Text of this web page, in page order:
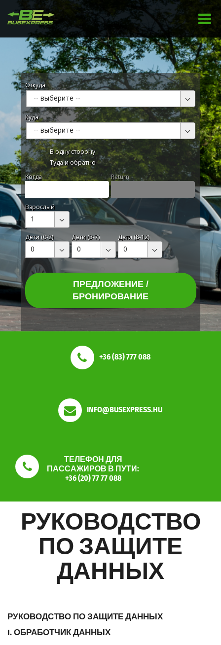
Откуда
-- выберите --
Куда
-- выберите --
В одну сторону
Туда и обратно
Kогда
Return
Взрослый
1
Дети (0-2)
0
Дети (3-7)
0
Дети (8-12)
0
ПРЕДЛОЖЕНИЕ /
БРОНИРОВАНИЕ
+36 (83) 777 088
INFO@BUSEXPRESS.HU
ТЕЛЕФОН ДЛЯ
ПАССАЖИРОВ В ПУТИ:
+36 (20) 77 77 088
РУКОВОДСТВО
ПО ЗАЩИТЕ
ДАННЫХ
РУКОВОДСТВО ПО ЗАЩИТЕ ДАННЫХ
I. ОБРАБОТЧИК ДАННЫХ